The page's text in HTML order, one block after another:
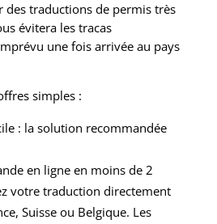
des traductions de permis très
évitera les tracas
une fois arrivée au pays
simples :
: la solution recommandée
en ligne en moins de 2
votre traduction directement
Suisse ou Belgique. Les